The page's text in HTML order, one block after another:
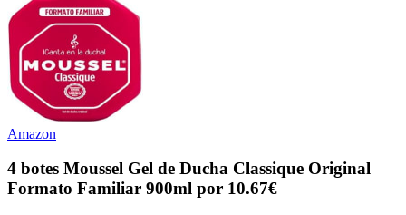
Amazon
4 botes Moussel Gel de Ducha Classique Original
Formato Familiar 900ml por 10.67€